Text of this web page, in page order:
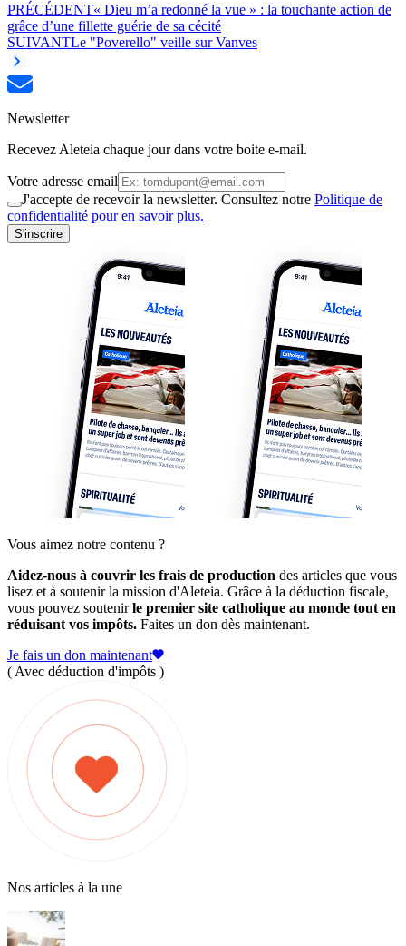
PRÉCÉDENT« Dieu m’a redonné la vue » : la touchante action de
grâce d’une fillette guérie de sa cécité
SUIVANTLe "Poverello" veille sur Vanves
Newsletter
Recevez Aleteia chaque jour dans votre boite e-mail.
Votre adresse email
J'accepte de recevoir la newsletter. Consultez notre Politique de
confidentialité pour en savoir plus.
S'inscrire
Vous aimez notre contenu ?
Aidez-nous à couvrir les frais de production des articles que vous
lisez et à soutenir la mission d'Aleteia. Grâce à la déduction fiscale,
vous pouvez soutenirle premier site catholique au monde tout en
réduisant vos impôts. Faites un don dès maintenant.
Je fais un don maintenant
( Avec déduction d'impôts )
Nos articles à la une